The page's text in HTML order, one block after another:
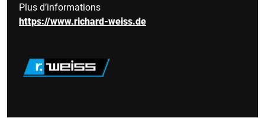
Plus d’informations
https://www.richard-weiss.de